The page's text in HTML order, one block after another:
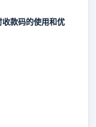
款码的使用和优